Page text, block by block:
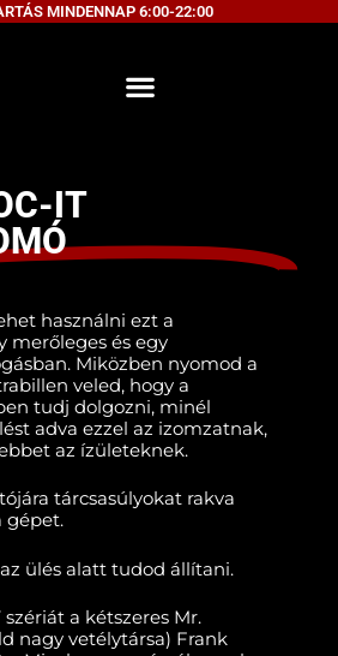
MINDENNAP 6:00-22:00
IT
használni ezt a
merőleges és egy
Miközben nyomod a
veled, hogy a
tudj dolgozni, minél
adva ezzel az izomzatnak,
az ízületeknek.
tárcsasúlyokat rakva
gépet.
ülés alatt tudod állítani.
a kétszeres Mr.
nagy vetélytársa) Frank